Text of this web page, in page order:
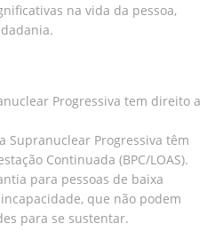
na vida da pessoa,
Progressiva tem direito a
Supranuclear Progressiva têm
Continuada (BPC/LOAS).
para pessoas de baixa
que não podem
para se sustentar.